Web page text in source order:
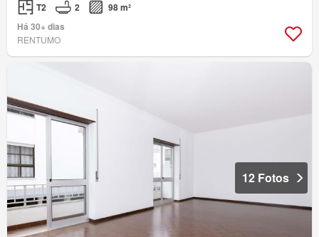
T2 2
98 m²
Há 30+ dias
RENTUMO
12 Fotos